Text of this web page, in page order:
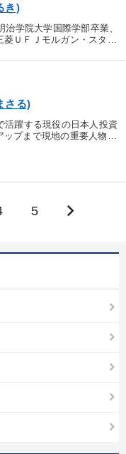
き)
治学院大学国際学部卒業、
菱ＵＦＪモルガン・スタン
ックス・キャピタル株式会
さる)
躍する現役の日本人投資
プまで現地の重要人物た
5 keyboard_arrow_right